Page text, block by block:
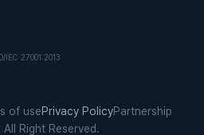
IEC 27001:2013
Right Reserved.
of usePrivacy PolicyPartnership